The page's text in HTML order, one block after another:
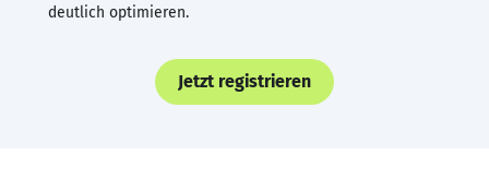
deutlich optimieren.
Jetzt registrieren